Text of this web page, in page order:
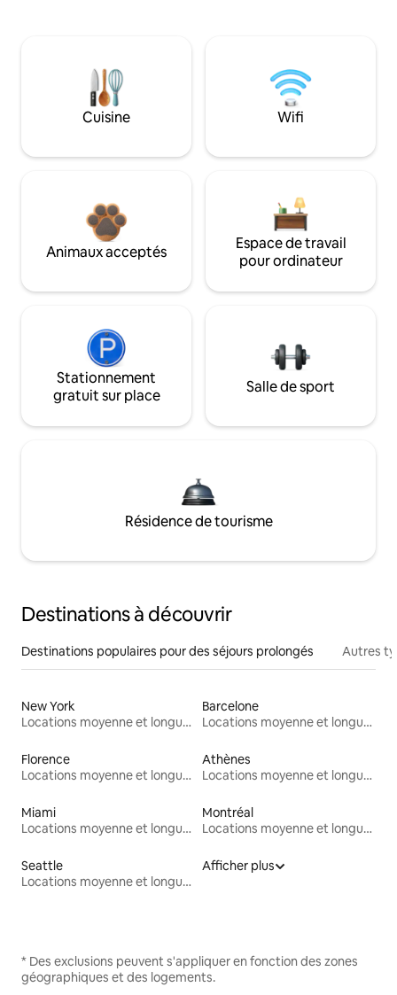
Cuisine Wifi
Animaux acceptés
Espace de travail
pour ordinateur
Stationnement
gratuit sur place
Salle de sport
Résidence de tourisme
Destinations à découvrir
Destinations populaires pour des séjours prolongés Autres
New York
Locations moyenne et longue durée
Barcelone
Locations moyenne et longue durée
Florence
Locations moyenne et longue durée
Athènes
Locations moyenne et longue durée
Miami
Locations moyenne et longue durée
Montréal
Locations moyenne et longue durée
Seattle
Locations moyenne et longue durée
Afficher plus
* Des exclusions peuvent s'appliquer en fonction des zones
géographiques et des logements.